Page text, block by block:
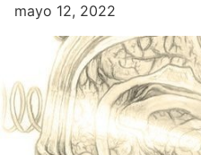
mayo 12, 2022